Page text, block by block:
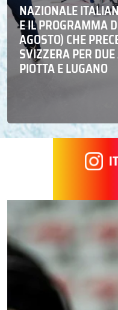
NAZIONALE
E IL PROGRAMMA
AGOSTO) CHE
SVIZZERA PER
PIOTTA E LUGANO